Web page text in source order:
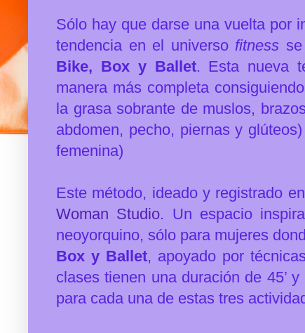
Sólo hay que darse una vuelta por
tendencia en el universo fitness
Bike, Box y Ballet. Esta nueva
manera más completa
la grasa sobrante de muslos,
abdomen, pecho, piernas y
femenina)
Este método, ideado y registrado
Woman Studio. Un espacio
neoyorquino, sólo para mujeres
Box y Ballet, apoyado por
clases tienen una duración de 45’
para cada una de estas tres